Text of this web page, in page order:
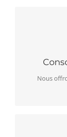
Nous
Offrir un